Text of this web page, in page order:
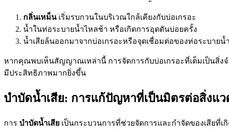
กลิ่นเหม็นเริ่มรบกวนในบริเวณใกล้เคียงกับบ่อเกรอะ
น้ำในท่อระบายน้ำไหลช้า หรือเกิดการอุดตันบ่อยครั้ง
น้ำเสียล้นออกมาจากบ่อเกรอะหรือจุดเชื่อมต่อของท่อระบายน้ำ
หากคุณพบเห็นสัญญาณเหล่านี้ การจัดการกับบ่อเกรอะที่เต็มเป็นสิ่
มีประสิทธิภาพมากยิ่งขึ้น
บำบัดน้ำเสีย: การแก้ปัญหาที่เป็นมิตรต่อสิ่งแ
การ บำบัดน้ำเสีย เป็นกระบวนการที่ช่วยจัดการและกำจัดของเสียที่